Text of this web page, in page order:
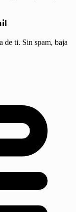
de ti. Sin spam, baja